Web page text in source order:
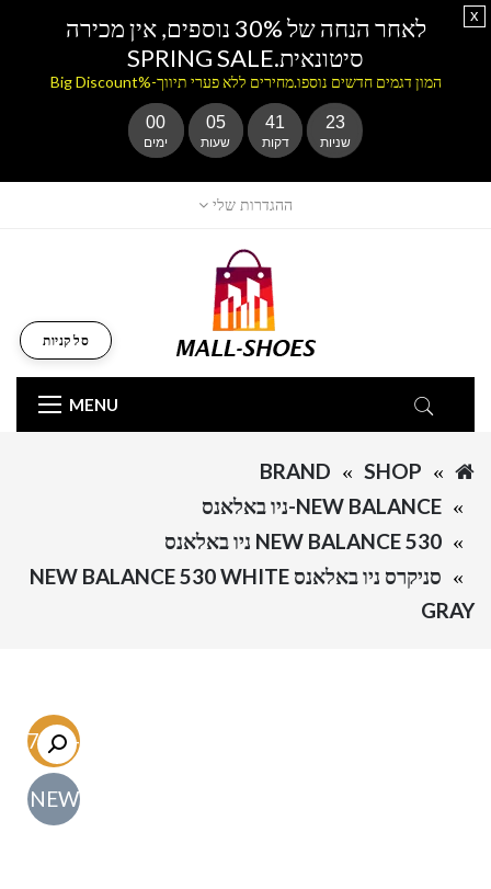
ההגדרות שלי
MENU
סל קניות
SHOP
BRAND
NEW BALANCE-ניו באלאנס
NEW BALANCE 530 ניו באלאנס
סניקרס ניו באלאנס NEW BALANCE 530 WHITE
GRAY
-47.1%
NEW
לאחר הנחה של 30% נוספים, אין מכירה
סיטונאית.SPRING SALE
המון דגמים חדשים נוספו.מחירים ללא פערי תיווך-%Big Discount
00
ימים
05
שעות
41
דקות
23
שניות
x